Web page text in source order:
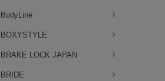
BodyLine
BOXYSTYLE
BRAKE LOCK JAPAN
BRIDE